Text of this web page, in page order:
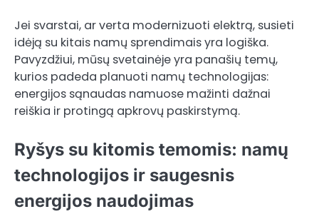
Jei svarstai, ar verta modernizuoti elektrą, susieti
idėją su kitais namų sprendimais yra logiška.
Pavyzdžiui, mūsų svetainėje yra panašių temų,
kurios padeda planuoti namų technologijas:
energijos sąnaudas namuose mažinti dažnai
reiškia ir protingą apkrovų paskirstymą.
Ryšys su kitomis temomis: namų
technologijos ir saugesnis
energijos naudojimas